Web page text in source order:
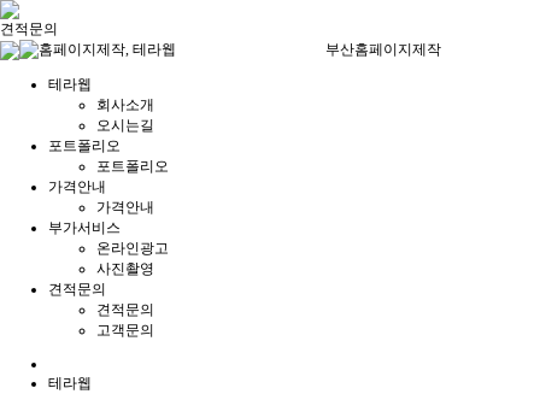
견적문의
부산홈페이지제작
테라웹
회사소개
오시는길
포트폴리오
포트폴리오
가격안내
가격안내
부가서비스
온라인광고
사진촬영
견적문의
견적문의
고객문의
테라웹